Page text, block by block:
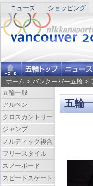
ニュース ショッピング
ホーム > バンクーバー五輪 >
五輪
五輪一般
アルペン
クロスカントリー
ジャンプ
ノルディック複合
フリースタイル
スノーボード
スピードスケート